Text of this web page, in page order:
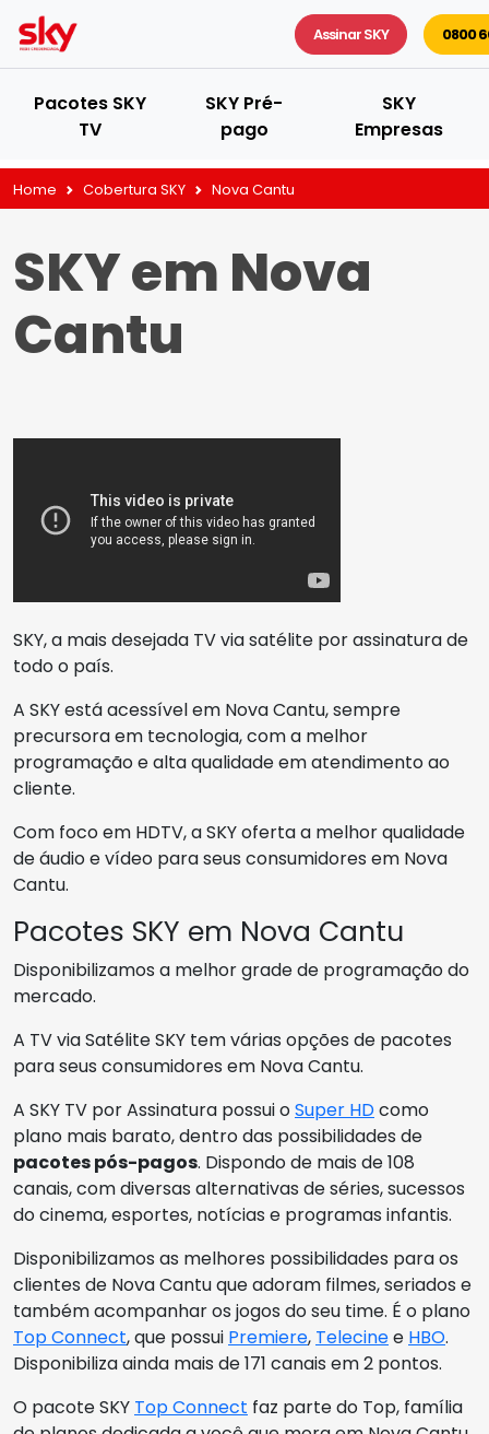
Assinar SKY 0800
Pacotes SKY
TV
SKY Pré-
pago
SKY
Empresas
Home Cobertura SKY Nova Cantu
SKY em Nova
Cantu
SKY, a mais desejada TV via satélite por assinatura de
todo o país.
A SKY está acessível em Nova Cantu, sempre
precursora em tecnologia, com a melhor
programação e alta qualidade em atendimento ao
cliente.
Com foco em HDTV, a SKY oferta a melhor qualidade
de áudio e vídeo para seus consumidores em Nova
Cantu.
Pacotes SKY em Nova Cantu
Disponibilizamos a melhor grade de programação do
mercado.
A TV via Satélite SKY tem várias opções de pacotes
para seus consumidores em Nova Cantu.
A SKY TV por Assinatura possui oSuper HDcomo
plano mais barato, dentro das possibilidades de
pacotes pós-pagos. Dispondo de mais de 108
canais, com diversas alternativas de séries, sucessos
do cinema, esportes, notícias e programas infantis.
Disponibilizamos as melhores possibilidades para os
clientes de Nova Cantu que adoram filmes, seriados e
também acompanhar os jogos do seu time. É o plano
Top Connect, que possui Premiere, Telecinee HBO.
Disponibiliza ainda mais de 171 canais em 2 pontos.
O pacote SKY Top Connect faz parte do Top, família